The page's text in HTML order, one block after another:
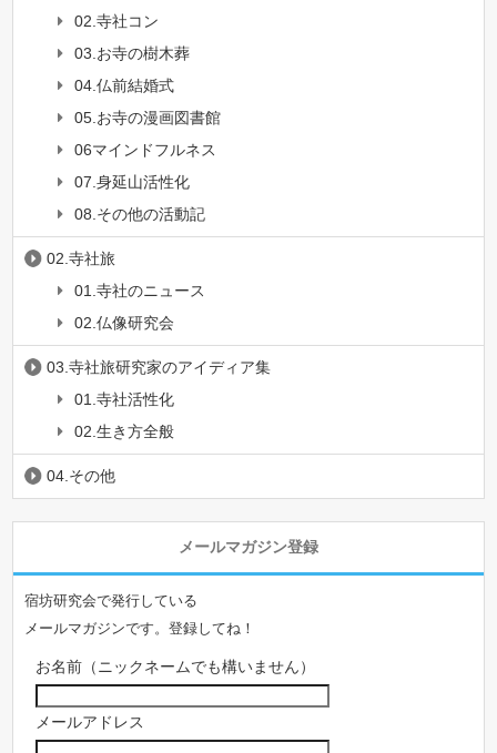
02.寺社コン
03.お寺の樹木葬
04.仏前結婚式
05.お寺の漫画図書館
06マインドフルネス
07.身延山活性化
08.その他の活動記
02.寺社旅
01.寺社のニュース
02.仏像研究会
03.寺社旅研究家のアイディア集
01.寺社活性化
02.生き方全般
04.その他
メールマガジン登録
宿坊研究会で発行している
メールマガジンです。登録してね！
お名前（ニックネームでも構いません）
メールアドレス